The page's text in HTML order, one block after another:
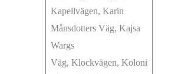
Kapellvägen, Karin
Månsdotters Väg, Kajsa
Wargs
Väg, Klockvägen, Koloni